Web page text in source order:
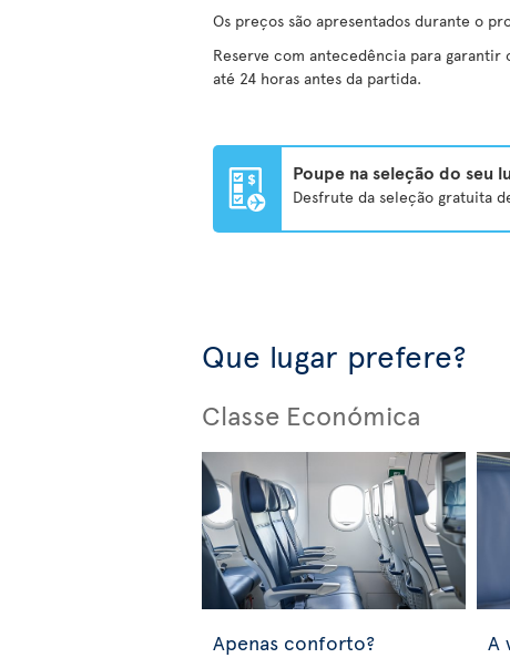
Os preços são apresentados durante o
Reserve com antecedência para
até 24 horas antes da partida.
Poupe na seleção do seu
Desfrute da seleção gratuita
Que lugar prefere?
Classe Económica
Apenas conforto?
A